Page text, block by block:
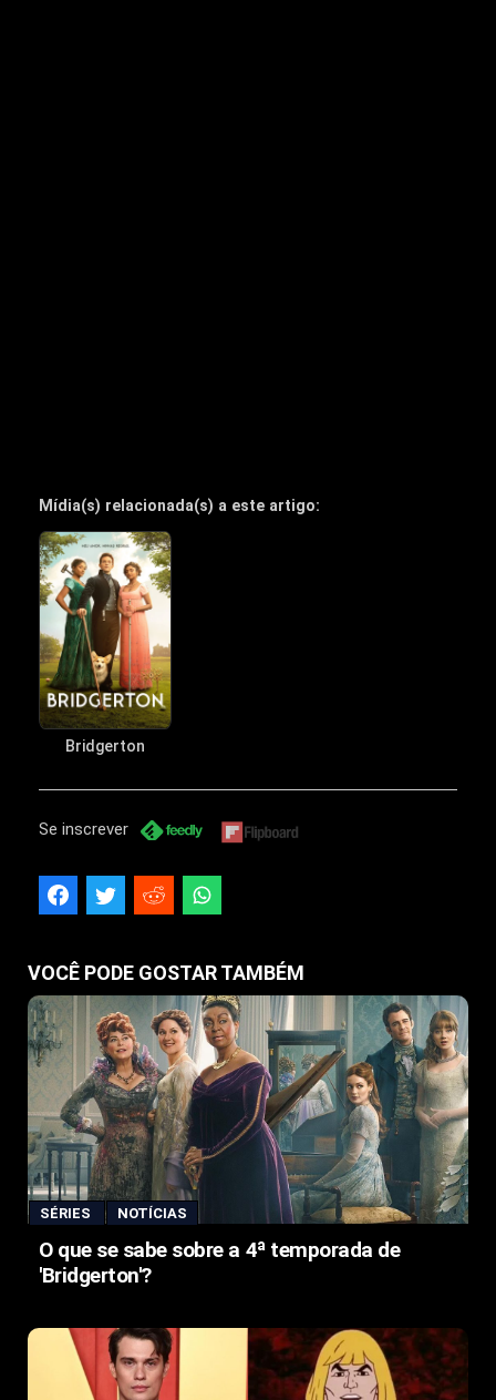
Mídia(s) relacionada(s) a este artigo:
Bridgerton
Se inscrever
VOCÊ PODE GOSTAR TAMBÉM
SÉRIES NOTÍCIAS
O que se sabe sobre a 4ª temporada de
'Bridgerton'?